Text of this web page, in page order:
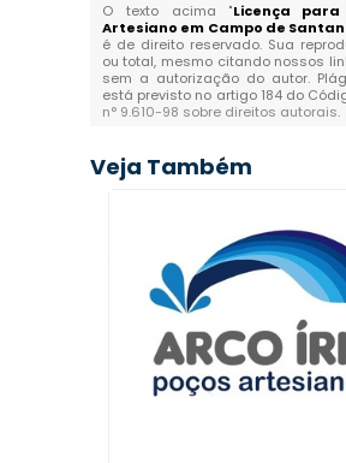
O texto acima "Licença para
Artesiano em Campo de
é de direito reservado. Sua
ou total, mesmo citando nossos
sem a autorização do autor.
está previsto no artigo 184 do
n° 9.610-98 sobre direitos autorais.
Veja Também